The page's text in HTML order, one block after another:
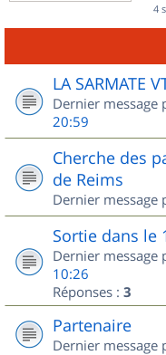
4
LA SARMATE
Dernier message
20:59
Cherche des
de Reims
Dernier message
Sortie dans le
Dernier message
10:26
Réponses : 3
Partenaire
Dernier message